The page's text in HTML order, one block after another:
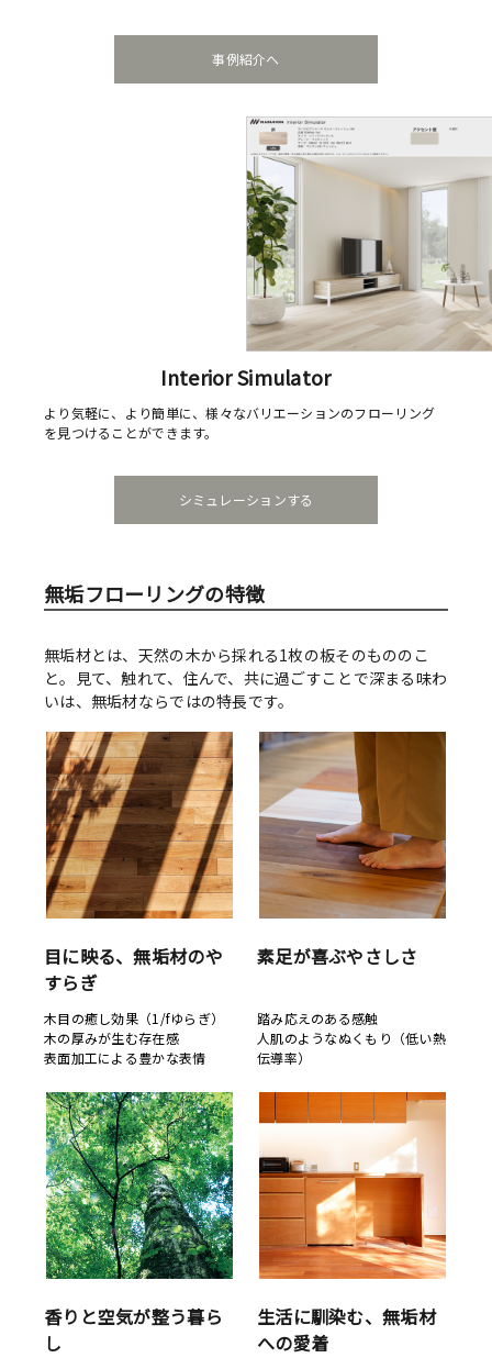
事例紹介へ
Interior Simulator
より気軽に、より簡単に、様々なバリエーションのフローリング
を見つけることができます。
シミュレーションする
無垢フローリングの特徴
無垢材とは、天然の木から採れる1枚の板そのもののこ
と。見て、触れて、住んで、共に過ごすことで深まる味わ
いは、無垢材ならではの特長です。
目に映る、無垢材のや
すらぎ
木目の癒し効果（1/fゆらぎ）
木の厚みが生む存在感
表面加工による豊かな表情
素足が喜ぶやさしさ
踏み応えのある感触
人肌のようなぬくもり（低い熱
伝導率）
香りと空気が整う暮ら
し
生活に馴染む、無垢材
への愛着